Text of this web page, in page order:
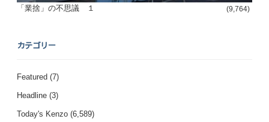
「業捨」の不思議 １ (9,764)
カテゴリー
Featured (7)
Headline (3)
Today's Kenzo (6,589)